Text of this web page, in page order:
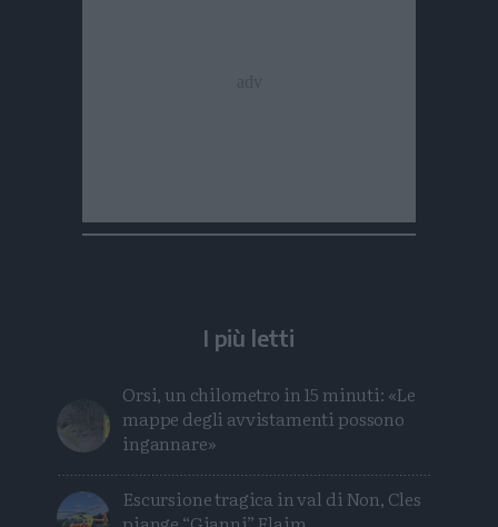
I più letti
Orsi, un chilometro in 15 minuti: «Le
mappe degli avvistamenti possono
ingannare»
Escursione tragica in val di Non, Cles